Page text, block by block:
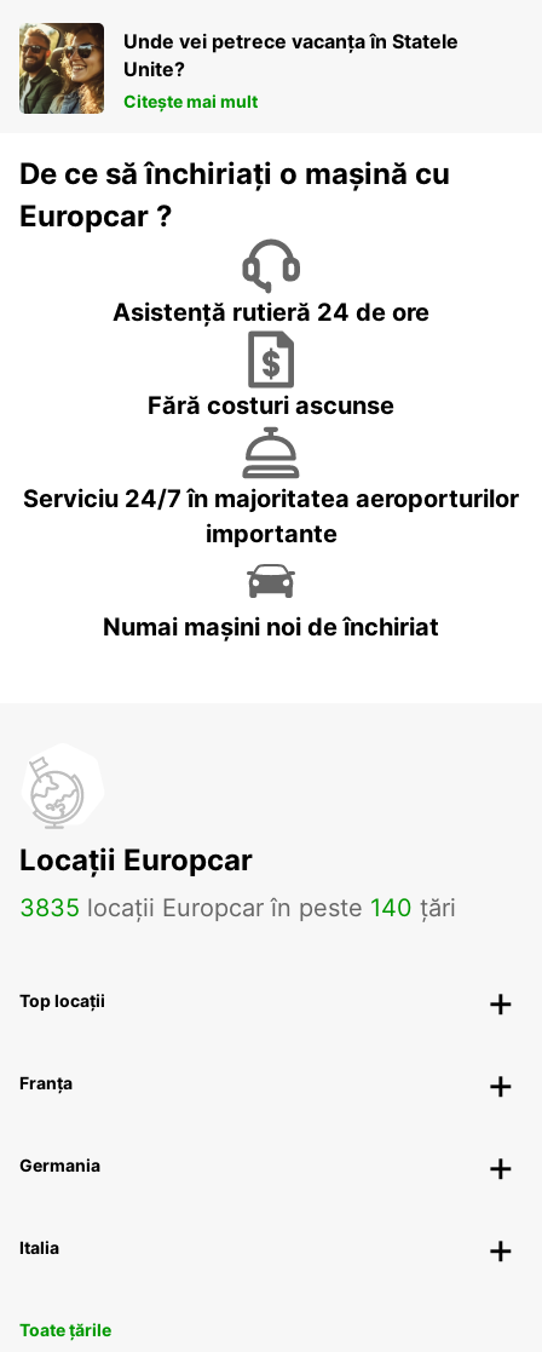
Unde vei petrece vacanța în Statele
Unite?
Citește mai mult
De ce să închiriați o mașină cu
Europcar ?
Asistență rutieră 24 de ore
Fără costuri ascunse
Serviciu 24/7 în majoritatea aeroporturilor
importante
Numai mașini noi de închiriat
Locații Europcar
3835 locații Europcar în peste 140 țări
Top locații
Franța
Germania
Italia
Toate țările